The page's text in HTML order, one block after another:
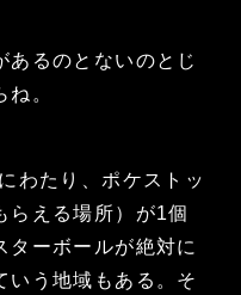
あるのとないのとじ
。
わたり、ポケストッ
らえる場所）が1個
ターボールが絶対に
いう地域もある。そ